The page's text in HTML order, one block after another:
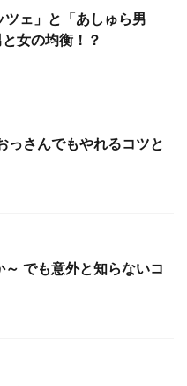
ツェ」と「あしゅら男
女の均衡！？
っさんでもやれるコツと
でも意外と知らないコ